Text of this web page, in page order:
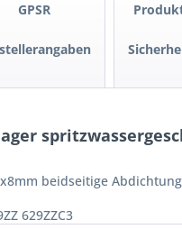
GPSR
beidseitige Abdichtung
629ZZC3